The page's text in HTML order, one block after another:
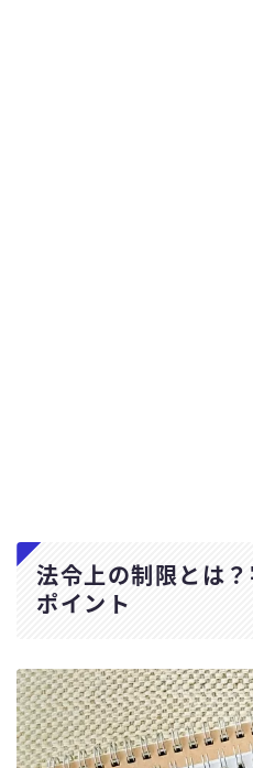
法令上の制限とは
ポイント